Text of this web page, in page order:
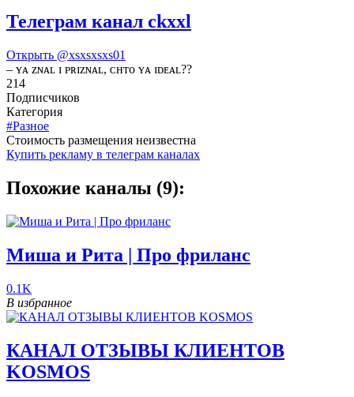
Телеграм канал ckxxl
Открыть @xsxsxsxs01
– ʏᴀ ᴢɴᴀʟ ɪ ᴘʀɪᴢɴᴀʟ, ᴄʜᴛᴏ ʏᴀ ɪᴅᴇᴀʟ??
214
Подписчиков
Категория
#Разное
Cтоимость размещения неизвестна
Купить рекламу в телеграм каналах
Похожие каналы (9):
Миша и Рита | Про фриланс
0.1K
В избранное
КАНАЛ ОТЗЫВЫ КЛИЕНТОВ
KOSMOS